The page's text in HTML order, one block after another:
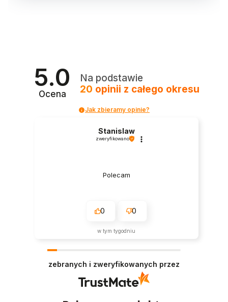
5.0
Ocena
Na podstawie
20 opinii z całego okresu
Jak zbieramy opinie?
Stanislaw
zweryfikowano
Polecam
0 0
w tym tygodniu
zebranych i zweryfikowanych przez